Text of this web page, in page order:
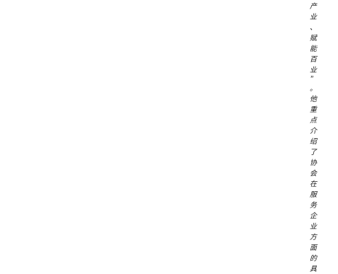
产
业
、
赋
能
百
业
”
。
他
重
点
介
绍
了
协
会
在
服
务
企
业
方
面
的
具